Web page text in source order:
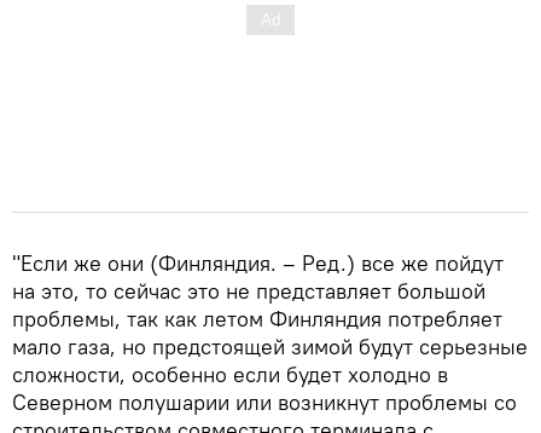
"Если же они (Финляндия. – Ред.) все же пойдут
на это, то сейчас это не представляет большой
проблемы, так как летом Финляндия потребляет
мало газа, но предстоящей зимой будут серьезные
сложности, особенно если будет холодно в
Северном полушарии или возникнут проблемы со